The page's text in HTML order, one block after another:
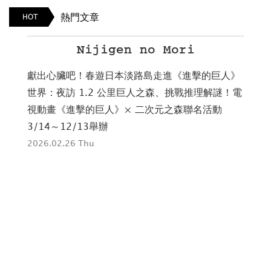
HOT 熱門文章
Nijigen no Mori
獻出心臟吧！春遊日本淡路島走進《進擊的巨人》
世界：夜訪 1.2 公里巨人之森、挑戰推理解謎！電
視動畫《進擊的巨人》× 二次元之森聯名活動
3/14～12/13舉辦
2026.02.26 Thu